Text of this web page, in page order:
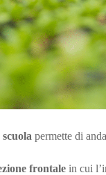
permette di
frontale in cui